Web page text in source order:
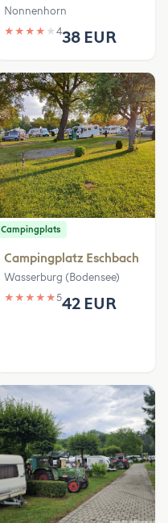
Nonnenhorn
★ ★ ★ ★ ★ 438 EUR
Campingplats
Campingplatz Eschbach
Wasserburg (Bodensee)
★ ★ ★ ★ ★542 EUR